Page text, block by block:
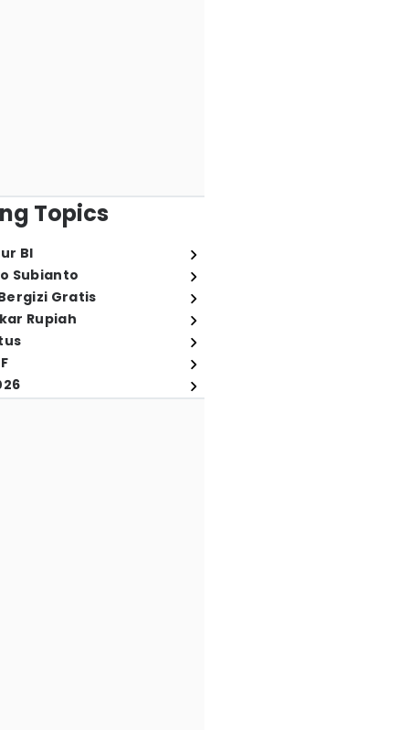
Topics
BI
Subianto
Gratis
Rupiah